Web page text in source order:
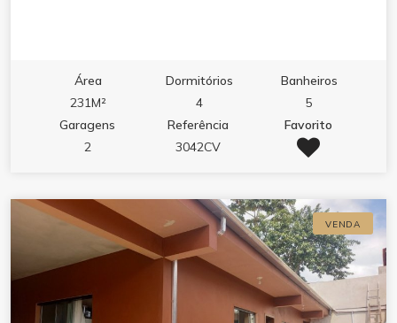
Área
231M²
Dormitórios
4
Banheiros
5
Garagens
2
Referência
3042CV
Favorito
VENDA